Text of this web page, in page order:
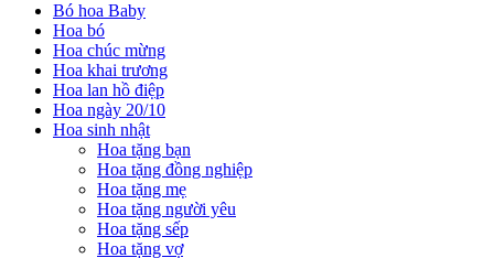
Bó hoa Baby
Hoa bó
Hoa chúc mừng
Hoa khai trương
Hoa lan hồ điệp
Hoa ngày 20/10
Hoa sinh nhật
Hoa tặng bạn
Hoa tặng đồng nghiệp
Hoa tặng mẹ
Hoa tặng người yêu
Hoa tặng sếp
Hoa tặng vợ